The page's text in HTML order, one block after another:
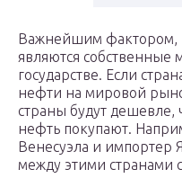
Важнейшим фактором,
являются собственные
государстве. Если
нефти на мировой
страны будут дешевле,
нефть покупают.
Венесуэла и импортер
между этими странами